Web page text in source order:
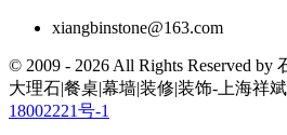
xiangbinstone@163.com
© 2009 - 2026 All Rights Reserved by
大理石|餐桌|幕墙|装修|装饰-上海祥
18002221号-1